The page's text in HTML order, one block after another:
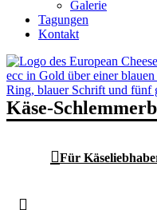
Galerie
Tagungen
Kontakt
Käse-
Für